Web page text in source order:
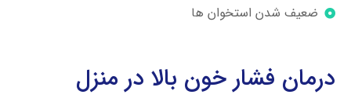
ضعیف شدن استخوان ها
درمان فشار خون بالا در منزل